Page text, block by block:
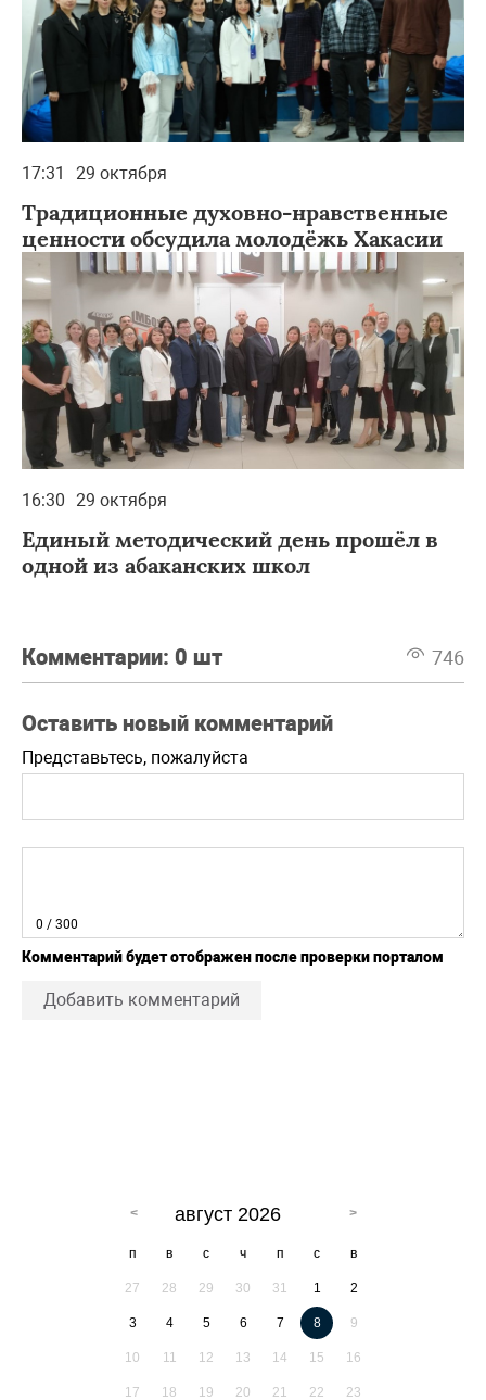
17:31 29 октября
Традиционные духовно-нравственные
ценности обсудила молодёжь Хакасии
16:30 29 октября
Единый методический день прошёл в
одной из абаканских школ
Комментарии: 0 шт 746
Оставить новый комментарий
Представьтесь, пожалуйста
0 / 300
Комментарий будет отображен после проверки порталом
Добавить комментарий
август 2026
п в с ч п с в
27 28 29 30 31 1 2
3 4 5 6 7 8 9
10 11 12 13 14 15 16
17 18 19 20 21 22 23